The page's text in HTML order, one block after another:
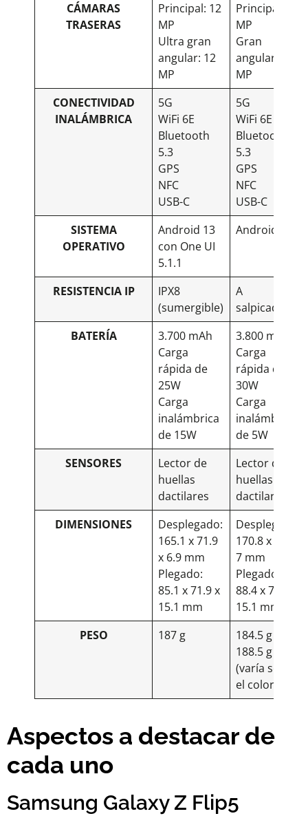
CÁMARAS
TRASERAS
Principal: 12
MP
Ultra gran
angular: 12
MP
Principal: 12
MP
Gran
angular: 13
MP
CONECTIVIDAD
INALÁMBRICA
5G
WiFi 6E
Bluetooth
5.3
GPS
NFC
USB-C
5G
WiFi 6E
Bluetooth
5.3
GPS
NFC
USB-C
SISTEMA
OPERATIVO
Android 13
con One UI
5.1.1
Android 13
RESISTENCIA IP
IPX8
(sumergible)
A
salpicaduras
BATERÍA
3.700 mAh
Carga
rápida de
25W
Carga
inalámbrica
de 15W
3.800 mAh
Carga
rápida de
30W
Carga
inalámbrica
de 5W
SENSORES
Lector de
huellas
dactilares
Lector de
huellas
dactilares
DIMENSIONES
Desplegado:
165.1 x 71.9
x 6.9 mm
Plegado:
85.1 x 71.9 x
15.1 mm
Desplegado:
170.8 x 74 x
7 mm
Plegado:
88.4 x 74 x
15.1 mm
PESO
187 g
184.5 g o
188.5 g
(varía según
el color)
Aspectos a destacar de
cada uno
Samsung Galaxy Z Flip5